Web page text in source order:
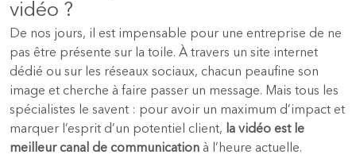
vidéo ?
De nos jours, il est impensable pour une entreprise de ne
pas être présente sur la toile. À travers un site internet
dédié ou sur les réseaux sociaux, chacun peaufine son
image et cherche à faire passer un message. Mais tous les
spécialistes le savent : pour avoir un maximum d’impact et
marquer l’esprit d’un potentiel client, la vidéo est le
meilleur canal de communication à l’heure actuelle.